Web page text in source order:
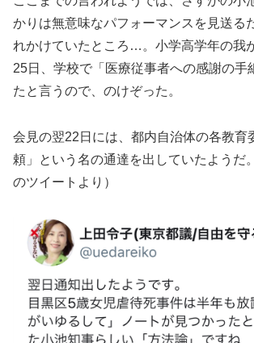
かりは無意味なパフォーマンスを見送る
れかけていたところ…。小学高学年の我
25日、学校で「医療従事者への感謝の手
たと言うので、のけぞった。
会見の翌22日には、都内自治体の各教育
頼」という名の通達を出していたようだ
のツイートより）